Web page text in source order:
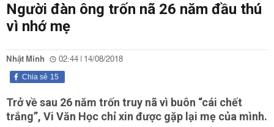
Người đàn ông trốn nã 26 năm đầu thú
vì nhớ mẹ
Nhật Minh 02:44 | 14/08/2018
15
Chia sẻ
Trở về sau 26 năm trốn truy nã vì buôn “cái chết
trắng”, Vi Văn Học chỉ xin được gặp lại mẹ của mình.